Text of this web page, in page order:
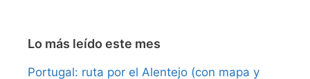
Lo más leído este mes
Portugal: ruta por el Alentejo (con mapa y